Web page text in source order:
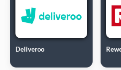
Deliveroo